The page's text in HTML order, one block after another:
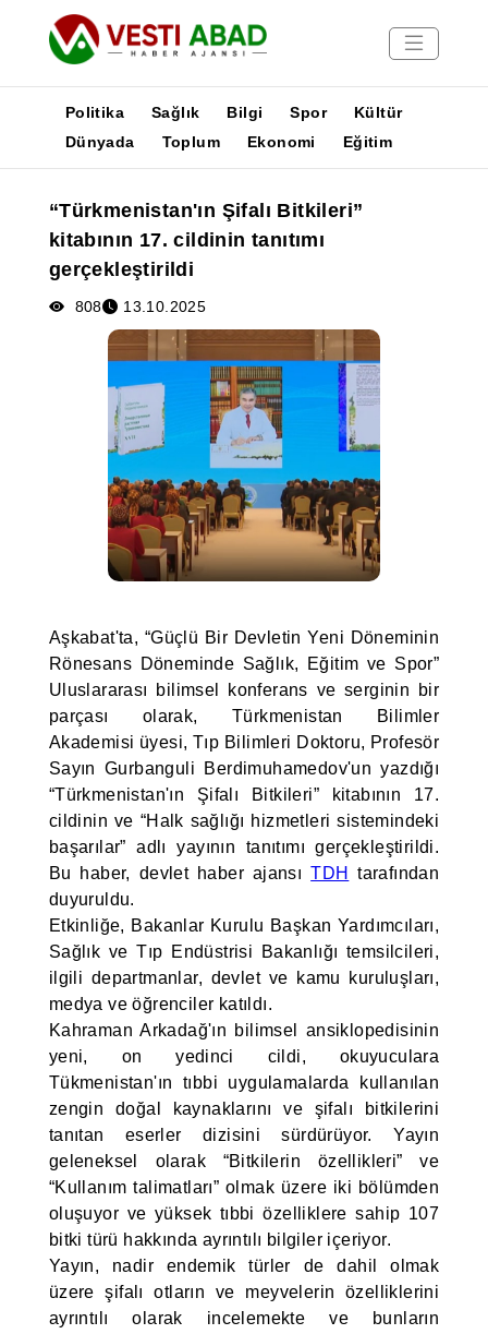
Yayınlar
Medya
Poster
Politika Sağlık Bilgi Spor
Kültür
Dünyada
Toplum Ekonomi Eğitim
“Türkmenistan'ın Şifalı Bitkileri”
kitabının 17. cildinin tanıtımı
gerçekleştirildi
808 13.10.2025
Aşkabat'ta, “Güçlü Bir Devletin Yeni Döneminin
Rönesans Döneminde Sağlık, Eğitim ve Spor”
Uluslararası bilimsel konferans ve serginin bir
parçası olarak, Türkmenistan Bilimler
Akademisi üyesi, Tıp Bilimleri Doktoru, Profesör
Sayın Gurbanguli Berdimuhamedov'un yazdığı
“Türkmenistan'ın Şifalı Bitkileri” kitabının 17.
cildinin ve “Halk sağlığı hizmetleri sistemindeki
başarılar” adlı yayının tanıtımı gerçekleştirildi.
Bu haber, devlet haber ajansıTDH
tarafından
duyuruldu.
Etkinliğe, Bakanlar Kurulu Başkan Yardımcıları,
Sağlık ve Tıp Endüstrisi Bakanlığı temsilcileri,
ilgili departmanlar, devlet ve kamu kuruluşları,
medya ve öğrenciler katıldı.
Kahraman Arkadağ'ın bilimsel ansiklopedisinin
yeni, on yedinci cildi, okuyuculara
Tükmenistan'ın tıbbi uygulamalarda kullanılan
zengin doğal kaynaklarını ve şifalı bitkilerini
tanıtan eserler dizisini sürdürüyor. Yayın
geleneksel olarak “Bitkilerin özellikleri” ve
“Kullanım talimatları” olmak üzere iki bölümden
oluşuyor ve yüksek tıbbi özelliklere sahip 107
bitki türü hakkında ayrıntılı bilgiler içeriyor.
Yayın, nadir endemik türler de dahil olmak
üzere şifalı otların ve meyvelerin özelliklerini
ayrıntılı olarak incelemekte ve bunların